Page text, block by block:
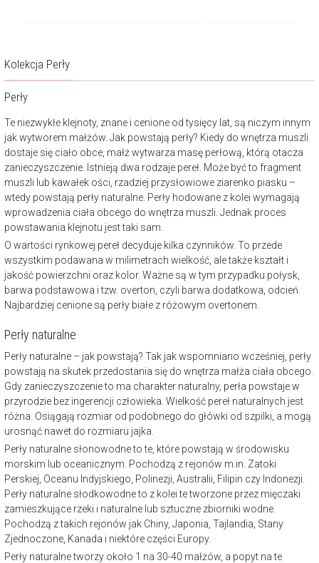
Kolekcja Perły
Perły
Te niezwykłe klejnoty, znane i cenione od tysięcy lat, są niczym innym
jak wytworem małżów. Jak powstają perły? Kiedy do wnętrza muszli
dostaje się ciało obce, małż wytwarza masę perłową, którą otacza
zanieczyszczenie. Istnieją dwa rodzaje pereł. Może być to fragment
muszli lub kawałek ości, rzadziej przysłowiowe ziarenko piasku –
wtedy powstają perły naturalne. Perły hodowane z kolei wymagają
wprowadzenia ciała obcego do wnętrza muszli. Jednak proces
powstawania klejnotu jest taki sam.
O wartości rynkowej pereł decyduje kilka czynników. To przede
wszystkim podawana w milimetrach wielkość, ale także kształt i
jakość powierzchni oraz kolor. Ważne są w tym przypadku połysk,
barwa podstawowa i tzw. overton, czyli barwa dodatkowa, odcień.
Najbardziej cenione są perły białe z różowym overtonem.
Perły naturalne
Perły naturalne – jak powstają? Tak jak wspomniano wcześniej, perły
powstają na skutek przedostania się do wnętrza małża ciała obcego.
Gdy zanieczyszczenie to ma charakter naturalny, perła powstaje w
przyrodzie bez ingerencji człowieka. Wielkość pereł naturalnych jest
różna. Osiągają rozmiar od podobnego do główki od szpilki, a mogą
urosnąć nawet do rozmiaru jajka.
Perły naturalne słonowodne to te, które powstają w środowisku
morskim lub oceanicznym. Pochodzą z rejonów m.in. Zatoki
Perskiej, Oceanu Indyjskiego, Polinezji, Australii, Filipin czy Indonezji.
Perły naturalne słodkowodne to z kolei te tworzone przez mięczaki
zamieszkujące rzeki i naturalne lub sztuczne zbiorniki wodne.
Pochodzą z takich rejonów jak Chiny, Japonia, Tajlandia, Stany
Zjednoczone, Kanada i niektóre części Europy.
Perły naturalne tworzy około 1 na 30-40 małżów, a popyt na te